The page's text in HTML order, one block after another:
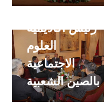
المغربية برئاسة
رئيس أكاديمية
العلوم
الاجتماعية
بالصين الشعبية